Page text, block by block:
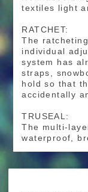
textiles light
RATCHET:
The
individual
system has
straps,
hold so that
accidentally
TRUSEAL:
The multi-
waterproof,